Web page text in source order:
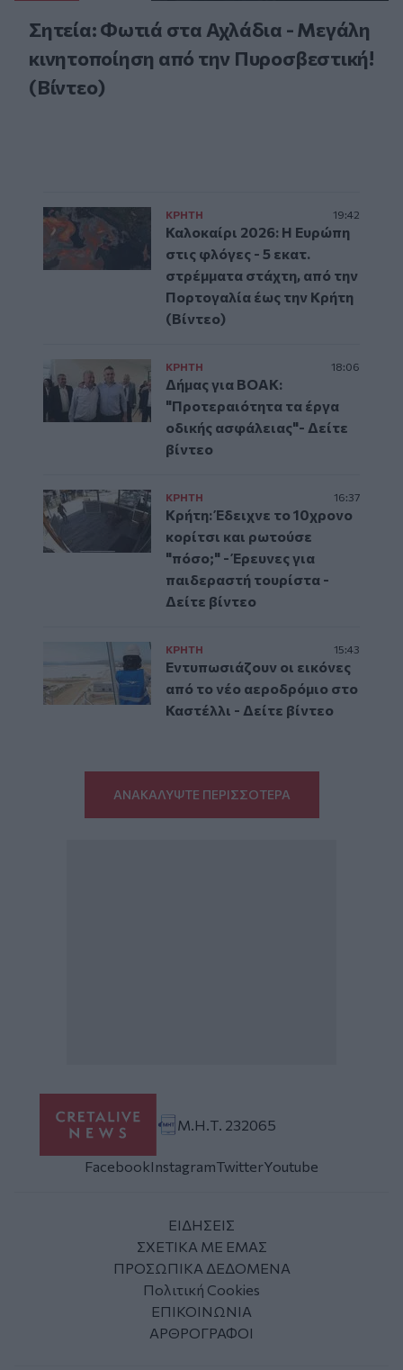
Σητεία: Φωτιά στα Αχλάδια - Μεγάλη
κινητοποίηση από την Πυροσβεστική!
(Βίντεο)
ΚΡΗΤΗ 19:42
Καλοκαίρι 2026: Η Ευρώπη
στις φλόγες - 5 εκατ.
στρέμματα στάχτη, από την
Πορτογαλία έως την Κρήτη
(Βίντεο)
ΚΡΗΤΗ 18:06
Δήμας για ΒΟΑΚ:
"Προτεραιότητα τα έργα
οδικής ασφάλειας"- Δείτε
βίντεο
ΚΡΗΤΗ 16:37
Κρήτη: Έδειχνε το 10χρονο
κορίτσι και ρωτούσε
"πόσο;" - Έρευνες για
παιδεραστή τουρίστα -
Δείτε βίντεο
ΚΡΗΤΗ 15:43
Εντυπωσιάζουν οι εικόνες
από το νέο αεροδρόμιο στο
Καστέλλι - Δείτε βίντεο
ΑΝΑΚΑΛΥΨΤΕ ΠΕΡΙΣΣΟΤΕΡΑ
Μ.Η.Τ. 232065
FacebookInstagramTwitterYoutube
ΕΙΔΗΣΕΙΣ
ΣΧΕΤΙΚΑ ΜΕ ΕΜΑΣ
ΠΡΟΣΩΠΙΚΑ ΔΕΔΟΜΕΝΑ
Πολιτική Cookies
ΕΠΙΚΟΙΝΩΝΙΑ
ΑΡΘΡΟΓΡΑΦΟΙ